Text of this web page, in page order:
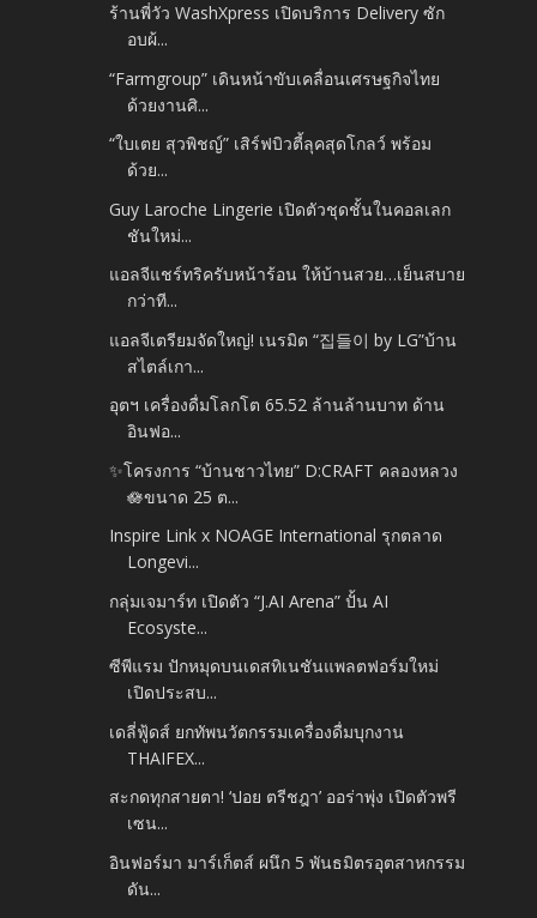
ร้านพี่วัว WashXpress เปิดบริการ Delivery ซัก
อบผ้...
“Farmgroup” เดินหน้าขับเคลื่อนเศรษฐกิจไทย
ด้วยงานศิ...
“ใบเตย สุวพิชญ์” เสิร์ฟบิวตี้ลุคสุดโกลว์ พร้อม
ด้วย...
Guy Laroche Lingerie เปิดตัวชุดชั้นในคอลเลก
ชันใหม่...
แอลจีแชร์ทริครับหน้าร้อน ให้บ้านสวย…เย็นสบาย
กว่าที...
แอลจีเตรียมจัดใหญ่! เนรมิต “집들이 by LG”บ้าน
สไตล์เกา...
อุตฯ เครื่องดื่มโลกโต 65.52 ล้านล้านบาท ด้าน
อินฟอ...
✨โครงการ “บ้านชาวไทย” D:CRAFT คลองหลวง
🪷ขนาด 25 ต...
Inspire Link x NOAGE International รุกตลาด
Longevi...
กลุ่มเจมาร์ท เปิดตัว “J.AI Arena” ปั้น AI
Ecosyste...
ซีพีแรม ปักหมุดบนเดสทิเนชันแพลตฟอร์มใหม่
เปิดประสบ...
เดลี่ฟู้ดส์ ยกทัพนวัตกรรมเครื่องดื่มบุกงาน
THAIFEX...
สะกดทุกสายตา! ‘ปอย ตรีชฎา’ ออร่าพุ่ง เปิดตัวพรี
เซน...
อินฟอร์มา มาร์เก็ตส์ ผนึก 5 พันธมิตรอุตสาหกรรม
ดัน...